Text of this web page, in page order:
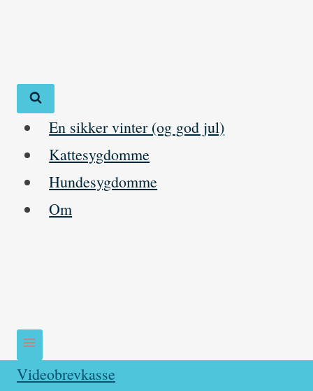
En sikker vinter (og god jul)
Kattesygdomme
Hundesygdomme
Om
Videobrevkasse